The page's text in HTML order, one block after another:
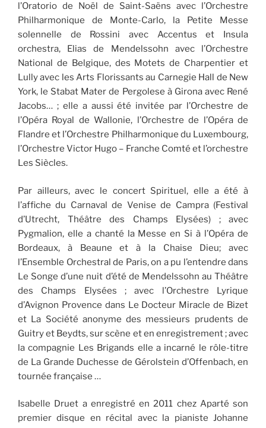
l’Oratorio de Noël de Saint-Saëns avec l’Orchestre
Philharmonique de Monte-Carlo, la Petite Messe
solennelle de Rossini avec Accentus et Insula
orchestra, Elias de Mendelssohn avec l’Orchestre
National de Belgique, des Motets de Charpentier et
Lully avec les Arts Florissants au Carnegie Hall de New
York, le Stabat Mater de Pergolese à Girona avec René
Jacobs… ; elle a aussi été invitée par l’Orchestre de
l’Opéra Royal de Wallonie, l’Orchestre de l’Opéra de
Flandre et l’Orchestre Philharmonique du Luxembourg,
l’Orchestre Victor Hugo – Franche Comté et l’orchestre
Les Siècles.
Par ailleurs, avec le concert Spirituel, elle a été à
l’affiche du Carnaval de Venise de Campra (Festival
d’Utrecht, Théâtre des Champs Elysées) ; avec
Pygmalion, elle a chanté la Messe en Si à l’Opéra de
Bordeaux, à Beaune et à la Chaise Dieu; avec
l’Ensemble Orchestral de Paris, on a pu l’entendre dans
Le Songe d’une nuit d’été de Mendelssohn au Théâtre
des Champs Elysées ; avec l’Orchestre Lyrique
d’Avignon Provence dans Le Docteur Miracle de Bizet
et La Société anonyme des messieurs prudents de
Guitry et Beydts, sur scène et en enregistrement ; avec
la compagnie Les Brigands elle a incarné le rôle-titre
de La Grande Duchesse de Gérolstein d’Offenbach, en
tournée française …
Isabelle Druet a enregistré en 2011 chez Aparté son
premier disque en récital avec la pianiste Johanne